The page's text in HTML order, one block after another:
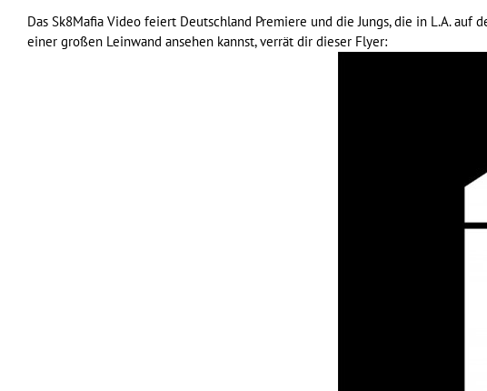
Das Sk8Mafia Video feiert Deutschland Premiere und die Jungs, die in L.A.
einer großen Leinwand ansehen kannst, verrät dir dieser Flyer: